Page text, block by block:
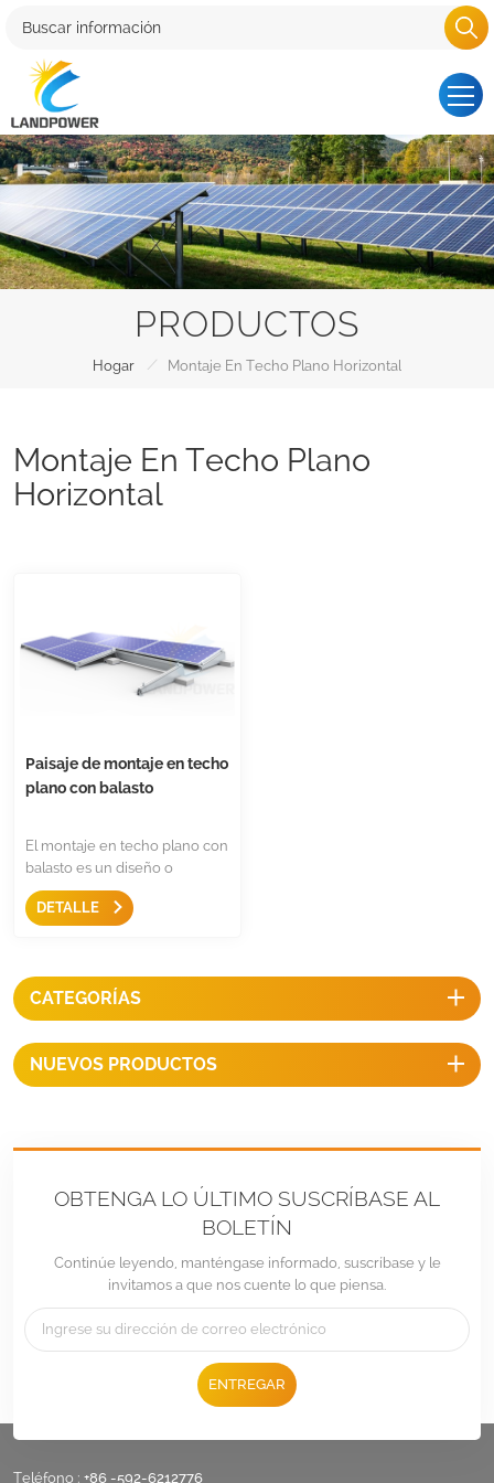
PRODUCTOS
Hogar / Montaje En Techo Plano Horizontal
Montaje En Techo Plano
Horizontal
Paisaje de montaje en techo
plano con balasto
El montaje en techo plano con
balasto es un diseño o
instalación de paneles solares
en paisaje,Solo unos pocos
DETALLE
CATEGORÍAS
NUEVOS PRODUCTOS
OBTENGA LO ÚLTIMO SUSCRÍBASE AL
BOLETÍN
Continúe leyendo, manténgase informado, suscríbase y le
invitamos a que nos cuente lo que piensa.
ENTREGAR
Teléfono : +86 -592-6212776